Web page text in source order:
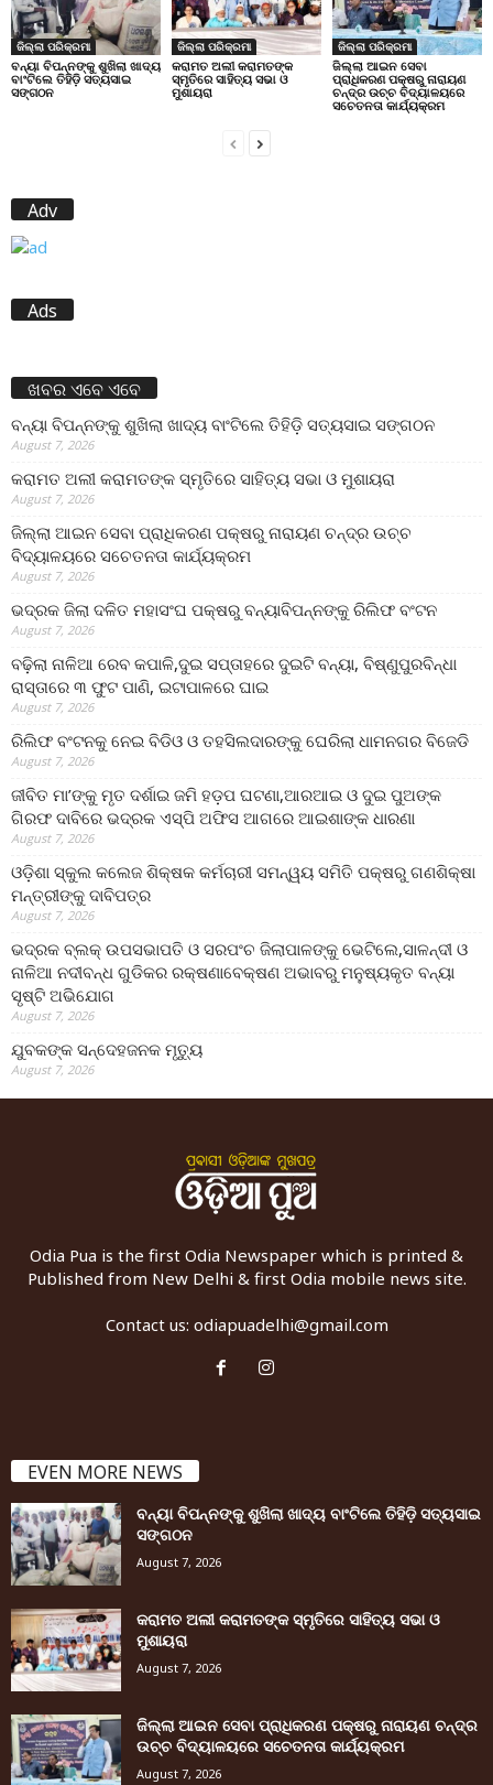
ଜିଲ୍ଲା ପରିକ୍ରମା
ବନ୍ୟା ବିପନ୍ନଙ୍କୁ ଶୁଖିଲା ଖାଦ୍ୟ
ବାଂଟିଲେ ତିହିଡି଼ ସତ୍ୟସାଇ
ସଙ୍ଗଠନ
ଜିଲ୍ଲା ପରିକ୍ରମା
କରାମତ ଅଲୀ କରାମତଙ୍କ
ସ୍ମୃତିରେ ସାହିତ୍ୟ ସଭା ଓ
ମୁଶାୟରା
ଜିଲ୍ଲା ପରିକ୍ରମା
ଜିଲ୍ଲା ଆଇନ ସେବା
ପ୍ରାଧିକରଣ ପକ୍ଷରୁ ନାରାୟଣ
ଚନ୍ଦ୍ର ଉଚ୍ଚ ବିଦ୍ୟାଳୟରେ
ସଚେତନତା କାର୍ଯ୍ୟକ୍ରମ
Adv
Ads
ଖବର ଏବେ ଏବେ
ବନ୍ୟା ବିପନ୍ନଙ୍କୁ ଶୁଖିଲା ଖାଦ୍ୟ ବାଂଟିଲେ ତିହିଡି଼ ସତ୍ୟସାଇ ସଙ୍ଗଠନ
August 7, 2026
କରାମତ ଅଲୀ କରାମତଙ୍କ ସ୍ମୃତିରେ ସାହିତ୍ୟ ସଭା ଓ ମୁଶାୟରା
August 7, 2026
ଜିଲ୍ଲା ଆଇନ ସେବା ପ୍ରାଧିକରଣ ପକ୍ଷରୁ ନାରାୟଣ ଚନ୍ଦ୍ର ଉଚ୍ଚ
ବିଦ୍ୟାଳୟରେ ସଚେତନତା କାର୍ଯ୍ୟକ୍ରମ
August 7, 2026
ଭଦ୍ରକ ଜିଲା ଦଳିତ ମହାସଂଘ ପକ୍ଷରୁ ବନ୍ୟାବିପନ୍ନଙ୍କୁ ରିଲିଫ ବଂଟନ
August 7, 2026
ବଢ଼ିଲା ନାଳିଆ ରେବ କପାଳି,ଦୁଇ ସପ୍ତାହରେ ଦୁଇଟି ବନ୍ୟା, ବିଷ୍ଣୁପୁରବିନ୍ଧା
ରାସ୍ତାରେ ୩ ଫୁଟ ପାଣି, ଇଟାପାଳରେ ଘାଇ
August 7, 2026
ରିଲିଫ ବଂଟନକୁ ନେଇ ବିଡିଓ ଓ ତହସିଲଦାରଙ୍କୁ ଘେରିଲା ଧାମନଗର ବିଜେଡି
August 7, 2026
ଜୀବିତ ମା’ଙ୍କୁ ମୃତ ଦର୍ଶାଇ ଜମି ହଡ଼ପ ଘଟଣା,ଆରଆଇ ଓ ଦୁଇ ପୁଅଙ୍କ
ଗିରଫ ଦାବିରେ ଭଦ୍ରକ ଏସ୍‌ପି ଅଫିସ ଆଗରେ ଆଇଶାଙ୍କ ଧାରଣା
August 7, 2026
ଓଡ଼ିଶା ସ୍କୁଲ କଲେଜ ଶିକ୍ଷକ କର୍ମଚାରୀ ସମନ୍ୱୟ ସମିତି ପକ୍ଷରୁ ଗଣଶିକ୍ଷା
ମନ୍ତ୍ରୀଙ୍କୁ ଦାବିପତ୍ର
August 7, 2026
ଭଦ୍ରକ ବ୍ଲକ୍ ଉପସଭାପତି ଓ ସରପଂଚ ଜିଲାପାଳଙ୍କୁ ଭେଟିଲେ,ସାଳନ୍ଦୀ ଓ
ନାଳିଆ ନଦୀବନ୍ଧ ଗୁଡିକର ରକ୍ଷଣାବେକ୍ଷଣ ଅଭାବରୁ ମନୁଷ୍ୟକୃତ ବନ୍ୟା
ସୃଷ୍ଟି ଅଭିଯୋଗ
August 7, 2026
ଯୁବକଙ୍କ ସନ୍ଦେହଜନକ ମୃତ୍ୟୁ
August 7, 2026
Odia Pua is the first Odia Newspaper which is printed &
Published from New Delhi & first Odia mobile news site.
Contact us: odiapuadelhi@gmail.com
EVEN MORE NEWS
ବନ୍ୟା ବିପନ୍ନଙ୍କୁ ଶୁଖିଲା ଖାଦ୍ୟ ବାଂଟିଲେ ତିହିଡି଼ ସତ୍ୟସାଇ
ସଙ୍ଗଠନ
August 7, 2026
କରାମତ ଅଲୀ କରାମତଙ୍କ ସ୍ମୃତିରେ ସାହିତ୍ୟ ସଭା ଓ
ମୁଶାୟରା
August 7, 2026
ଜିଲ୍ଲା ଆଇନ ସେବା ପ୍ରାଧିକରଣ ପକ୍ଷରୁ ନାରାୟଣ ଚନ୍ଦ୍ର
ଉଚ୍ଚ ବିଦ୍ୟାଳୟରେ ସଚେତନତା କାର୍ଯ୍ୟକ୍ରମ
August 7, 2026